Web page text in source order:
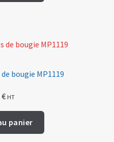
bougie MP1119
€ HT
panier